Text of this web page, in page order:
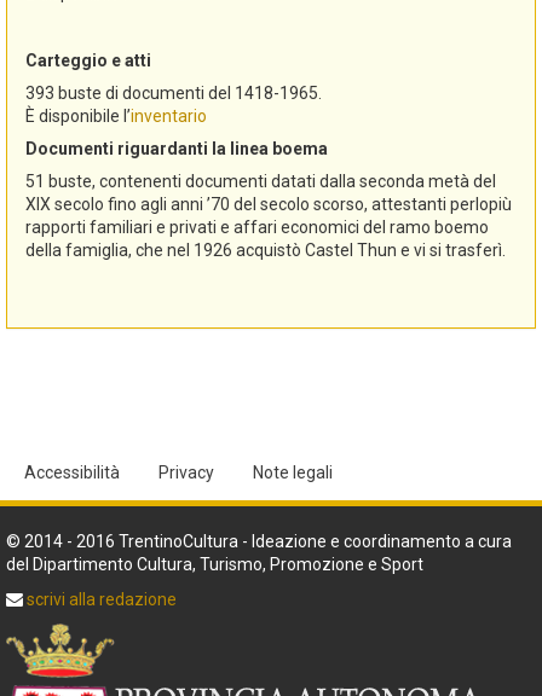
Carteggio e atti
393 buste di documenti del 1418-1965.
È disponibile l’inventario
Documenti riguardanti la linea boema
51 buste, contenenti documenti datati dalla seconda metà del
XIX secolo fino agli anni ’70 del secolo scorso, attestanti perlopiù
rapporti familiari e privati e affari economici del ramo boemo
della famiglia, che nel 1926 acquistò Castel Thun e vi si trasferì.
Accessibilità Privacy Note legali
© 2014 - 2016 TrentinoCultura - Ideazione e coordinamento a cura
del Dipartimento Cultura, Turismo, Promozione e Sport
scrivi alla redazione